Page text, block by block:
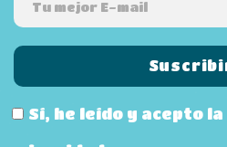
Sí, he leído y acepto la